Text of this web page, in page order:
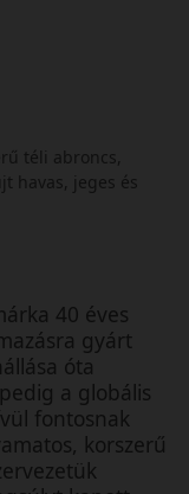
téli abroncs,
havas, jeges és
40 éves
gyárt
óta
a globális
fontosnak
korszerű